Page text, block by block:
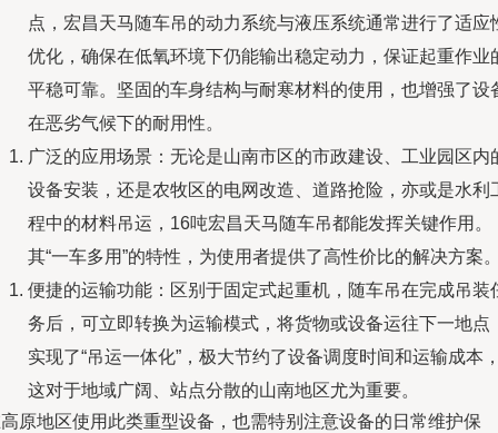
点，宏昌天马随车吊的动力系统与液压系统通常进行了适应
优化，确保在低氧环境下仍能输出稳定动力，保证起重作业
平稳可靠。坚固的车身结构与耐寒材料的使用，也增强了设
在恶劣气候下的耐用性。
广泛的应用场景：无论是山南市区的市政建设、工业园区内
设备安装，还是农牧区的电网改造、道路抢险，亦或是水利
程中的材料吊运，16吨宏昌天马随车吊都能发挥关键作用。
其“一车多用”的特性，为使用者提供了高性价比的解决方案
便捷的运输功能：区别于固定式起重机，随车吊在完成吊装
务后，可立即转换为运输模式，将货物或设备运往下一地点
实现了“吊运一体化”，极大节约了设备调度时间和运输成本
这对于地域广阔、站点分散的山南地区尤为重要。
原地区使用此类重型设备，也需特别注意设备的日常维护保